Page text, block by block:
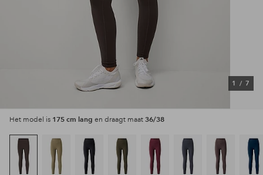
1 / 7
Het model is 175 cm lang en draagt maat 36/38